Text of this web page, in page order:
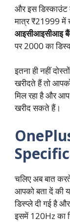
और इस
मात्र ₹21999
आइसीआइसीआइ
पर 2000 का
इतना ही नहीं
खरीदते हैं तो
मिल रहा है और
खरीद सकते हैं।
चलिए अब बात
आपको बता दें की
डिस्प्ले दी गई है
इसमें 120Hz का